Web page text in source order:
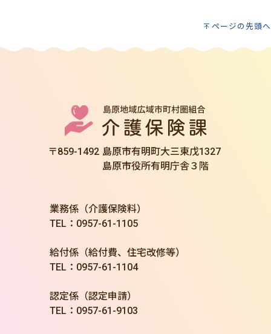
ページの先頭へ
〒859-1492 島原市有明町大三東戊1327
島原市役所有明庁舎３階
業務係（介護保険料）
TEL：0957-61-1105
給付係（給付費、住宅改修等）
TEL：0957-61-1104
認定係（認定申請）
TEL：0957-61-9103